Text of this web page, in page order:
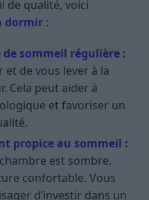
de qualité, voici
dormir :
sommeil régulière :
et de vous lever à la
Cela peut aider à
et favoriser un
propice au sommeil :
est sombre,
confortable. Vous
d’investir dans un